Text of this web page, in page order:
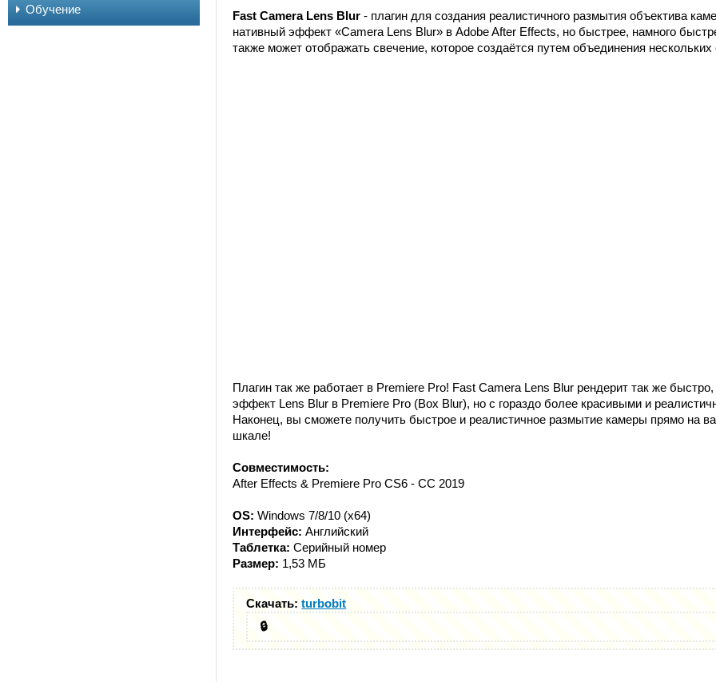
Fast Camera Lens Blur - плагин для создания реалистичного размытия объектива
нативный эффект «Camera Lens Blur» в Adobe After Effects, но быстрее, намного
также может отображать свечение, которое создаётся путем объединения
Плагин так же работает в Premiere Pro! Fast Camera Lens Blur рендерит так же
эффект Lens Blur в Premiere Pro (Box Blur), но с гораздо более красивыми и
Наконец, вы сможете получить быстрое и реалистичное размытие камеры прямо на
шкале!
Совместимость:
After Effects & Premiere Pro CS6 - CC 2019
OS: Windows 7/8/10 (x64)
Интерфейс: Английский
Таблетка: Серийный номер
Размер: 1,53 МБ
Скачать:turbobit
🔒
Обучение